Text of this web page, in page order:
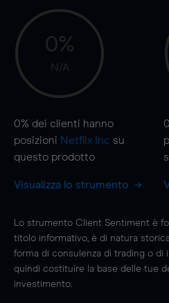
0%
N/A
0% dei clienti hanno
posizioni Netflix Inc su
questo prodotto
Visualizza lo strumento
Lo strumento Client Sentiment è
titolo informativo, è di natura
forma di consulenza di trading o di
quindi costituire la base delle tue
investimento.